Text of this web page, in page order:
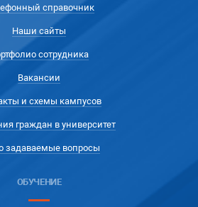
справочник
Наши сайты
сотрудника
Вакансии
и схемы кампусов
граждан в университет
задаваемые вопросы
ОБУЧЕНИЕ